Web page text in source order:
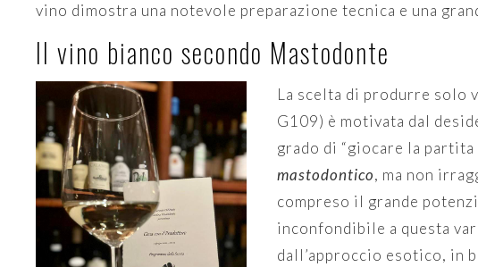
vino dimostra una notevole preparazione tecnica e una
Il vino bianco secondo Mastodonte
La scelta di produrre solo
G109) è motivata dal
grado di “giocare la
mastodontico, ma non
compreso il grande
inconfondibile a questa
dall’approccio esotico, in